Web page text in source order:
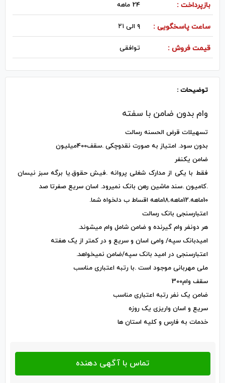
بازپرداخت : 24 ماهه
ساعت پاسخگویی : ۹ الی ۲۱
قیمت فروش : توافقی
توضیحات :
وام بدون ضامن با سفته
تسهیلات قرض الحسنه رسالت
بدون سود. امتیاز به صورت نقدوچکی .سقف400میلیون
ضامن یکنفر
فقط با یکی از مدارک شغلی پروانه .فیش حقوق.یا برگه سبز نیسان
.کامیون .سند ماشین رهن بانک نمیرود. اسان سریع صفرتا صد
10ماهه.12ماهه.18ماهه اقساط ب دلخواه شما.
اعتبارسنجی بانک رسالت
هر دونفر وام گیرنده و ضامن شامل وام میشوند.
امیدبانک سپه/ وامی اسان و سریع و در کمتر از یک هفته
اعتبارسنجی در امید بانک سپه/ضامن نمیخواهد.
ملی مهربانی موجود است .با رتبه اعتباری مناسب
سقف وام300
ضامن یک نفر رتبه اعتباری مناسب
سریع و اسان واریزی یک روزه
خدمات به فارس و کلیه استان ها